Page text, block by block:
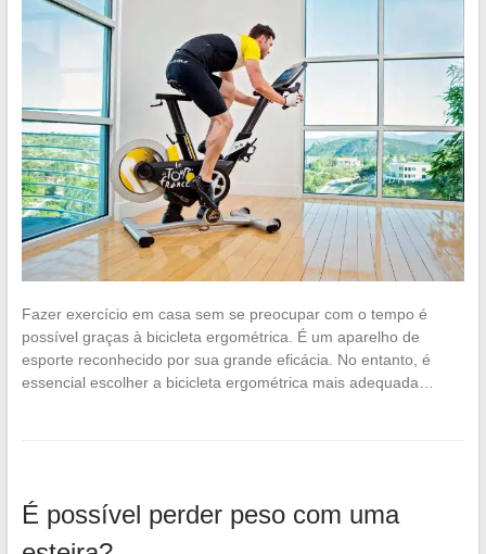
Fazer exercício em casa sem se preocupar com o tempo é
possível graças à bicicleta ergométrica. É um aparelho de
esporte reconhecido por sua grande eficácia. No entanto, é
essencial escolher a bicicleta ergométrica mais adequada…
É possível perder peso com uma